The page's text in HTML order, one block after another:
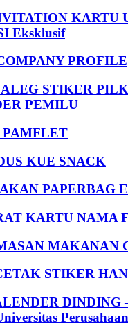
KARTU
Eksklusif
PROFILE
STIKER
PEMILU
PAMFLET
KUE SNACK
PAPERBAG
KARTU NAMA
MAKANAN
STIKER
DINDING
Perusahaan